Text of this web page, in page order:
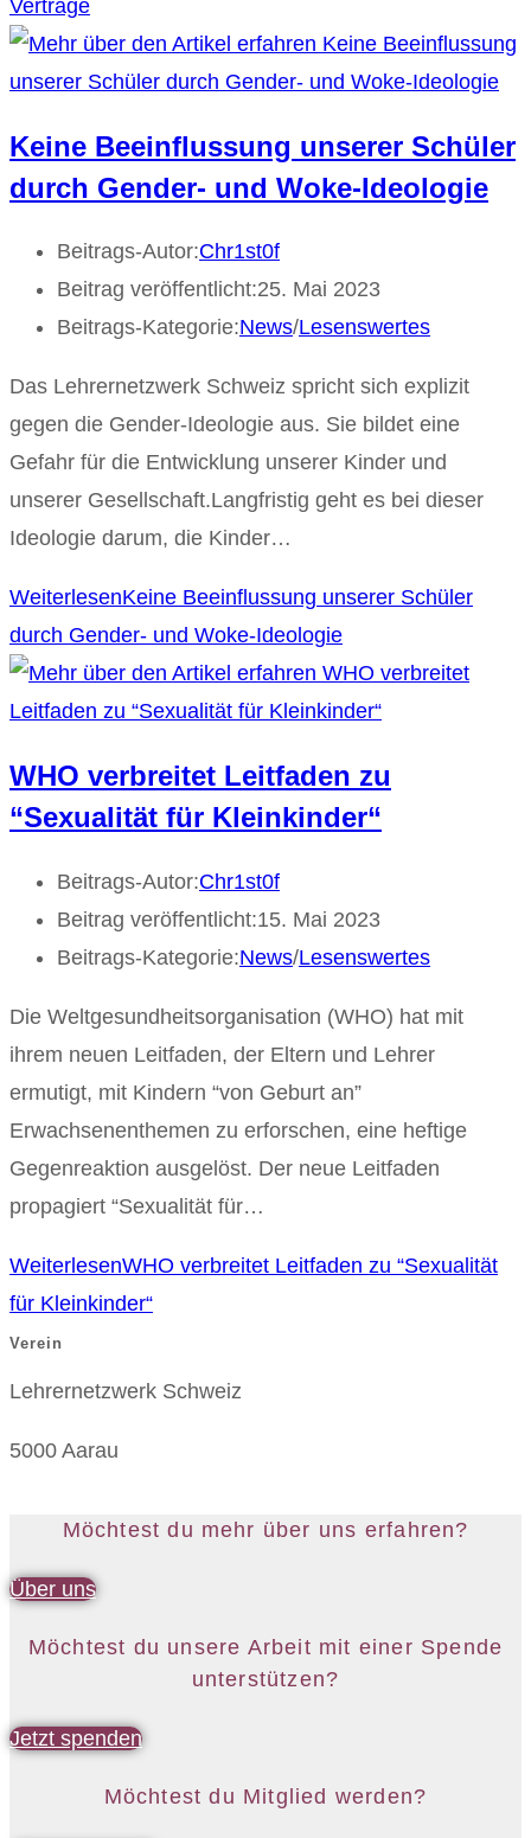
Verträge
Keine Beeinflussung unserer Schüler
durch Gender- und Woke-Ideologie
Beitrags-Autor:Chr1st0f
Beitrag veröffentlicht:25. Mai 2023
Beitrags-Kategorie:News/Lesenswertes
Das Lehrernetzwerk Schweiz spricht sich explizit
gegen die Gender-Ideologie aus. Sie bildet eine
Gefahr für die Entwicklung unserer Kinder und
unserer Gesellschaft.Langfristig geht es bei dieser
Ideologie darum, die Kinder…
WeiterlesenKeine Beeinflussung unserer Schüler
durch Gender- und Woke-Ideologie
WHO verbreitet Leitfaden zu
“Sexualität für Kleinkinder“
Beitrags-Autor:Chr1st0f
Beitrag veröffentlicht:15. Mai 2023
Beitrags-Kategorie:News/Lesenswertes
Die Weltgesundheitsorganisation (WHO) hat mit
ihrem neuen Leitfaden, der Eltern und Lehrer
ermutigt, mit Kindern “von Geburt an”
Erwachsenenthemen zu erforschen, eine heftige
Gegenreaktion ausgelöst. Der neue Leitfaden
propagiert “Sexualität für…
WeiterlesenWHO verbreitet Leitfaden zu “Sexualität
für Kleinkinder“
Verein
Lehrernetzwerk Schweiz
5000 Aarau
Möchtest du mehr über uns erfahren?
Über uns
Möchtest du unsere Arbeit mit einer Spende
unterstützen?
Jetzt spenden
Möchtest du Mitglied werden?